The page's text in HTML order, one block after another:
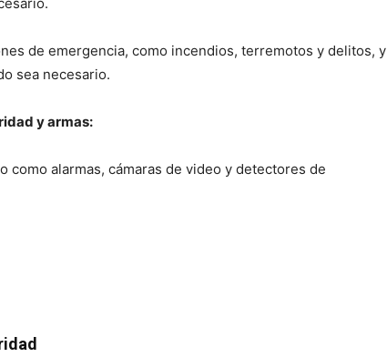
de emergencia, como incendios, terremotos y delitos, y
sea necesario.
y armas:
como alarmas, cámaras de video y detectores de